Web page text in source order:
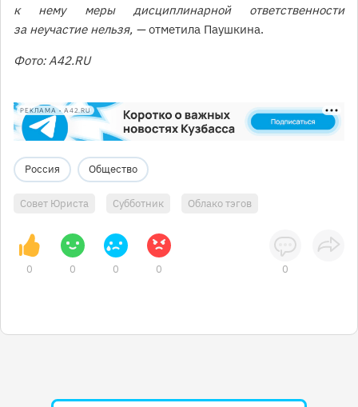
к нему меры дисциплинарной ответственности
за неучастие нельзя, —отметила Паушкина.
Фото: А42.RU
РЕКЛАМА • A42.RU
Россия Общество
Совет Юриста Субботник Облако тэгов
0 0 0 0 0